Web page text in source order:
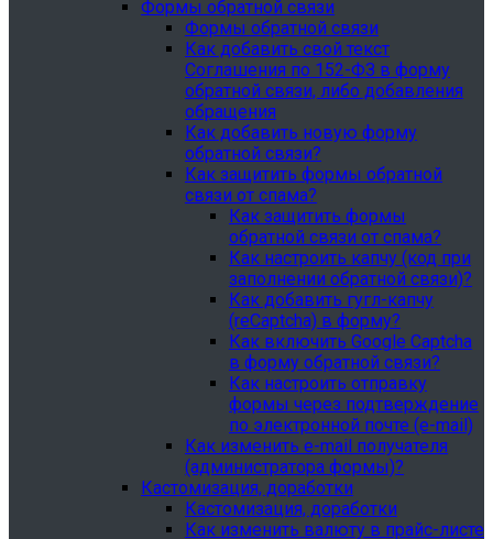
Формы обратной связи
Формы обратной связи
Как добавить свой текст
Соглашения по 152-ФЗ в форму
обратной связи, либо добавления
обращения
Как добавить новую форму
обратной связи?
Как защитить формы обратной
связи от спама?
Как защитить формы
обратной связи от спама?
Как настроить капчу (код при
заполнении обратной связи)?
Как добавить гугл-капчу
(reCaptcha) в форму?
Как включить Google Captcha
в форму обратной связи?
Как настроить отправку
формы через подтверждение
по электронной почте (e-mail)
Как изменить e-mail получателя
(администратора формы)?
Кастомизация, доработки
Кастомизация, доработки
Как изменить валюту в прайс-листе